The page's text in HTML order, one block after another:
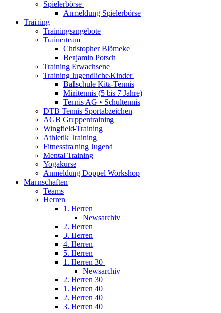
Spielerbörse
Anmeldung Spielerbörse
Training
Trainingsangebote
Trainerteam
Christopher Blömeke
Benjamin Potsch
Training Erwachsene
Training Jugendliche/Kinder
Ballschule Kita-Tennis
Minitennis (5 bis 7 Jahre)
Tennis AG • Schultennis
DTB Tennis Sportabzeichen
AGB Gruppentraining
Wingfield-Training
Athletik Training
Fitnesstraining Jugend
Mental Training
Yogakurse
Anmeldung Doppel Workshop
Mannschaften
Teams
Herren
1. Herren
Newsarchiv
2. Herren
3. Herren
4. Herren
5. Herren
1. Herren 30
Newsarchiv
2. Herren 30
1. Herren 40
2. Herren 40
3. Herren 40